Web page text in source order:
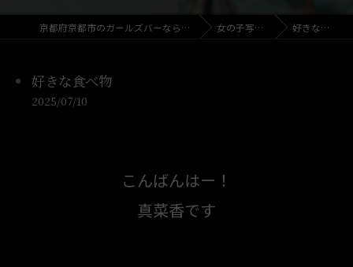
京都府京都市のガールズバーならGirls Bar Co. 女の子写メ日記 好きな食べ物
好きな食べ物
2025/07/10
こんばんはー！
真菜香です